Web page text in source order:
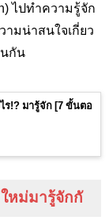
ไปทำความรู้จัก
ามน่าสนใจเกี่ยว
กัน
ร!? มารู้จัก [7 ขั้นตอ
หม่มารู้จักกั